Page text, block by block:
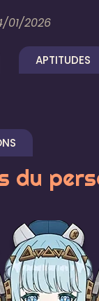
01/2026
APTITUDES
du